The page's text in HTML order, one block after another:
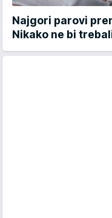
Najgori parovi
Nikako ne bi